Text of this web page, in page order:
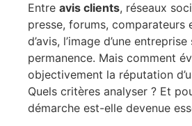
Entre avis clients, réseaux
presse, forums, comparateurs
d’avis, l’image d’une
permanence. Mais comment
objectivement la réputation
Quels critères analyser ? Et
démarche est-elle devenue